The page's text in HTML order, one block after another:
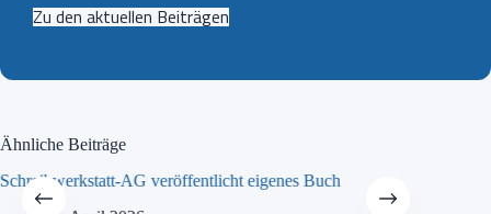
Zu den aktuellen Beiträgen
Ähnliche Beiträge
Schreibwerkstatt-AG veröffentlicht eigenes Buch